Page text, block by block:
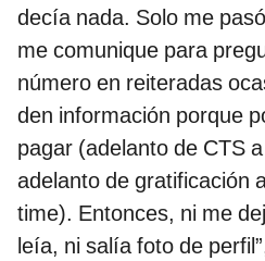
decía nada. Solo me
me comunique para
número en reiteradas
den información porque
pagar (adelanto de CTS
adelanto de gratificación
time). Entonces, ni me
leía, ni salía foto de